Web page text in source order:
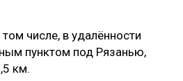
числе, в удалённости
пунктом под Рязанью,
км.